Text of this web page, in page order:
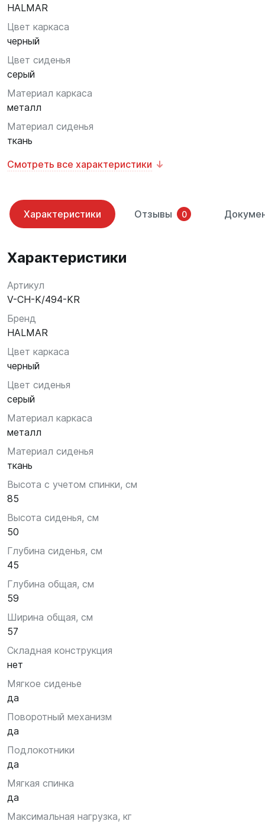
HALMAR
Цвет каркаса
черный
Цвет сиденья
серый
Материал каркаса
металл
Материал сиденья
ткань
Смотреть все характеристики
Характеристики Отзывы 0
Характеристики
Артикул
V-CH-K/494-KR
Бренд
HALMAR
Цвет каркаса
черный
Цвет сиденья
серый
Материал каркаса
металл
Материал сиденья
ткань
Высота с учетом спинки, см
85
Высота сиденья, см
50
Глубина сиденья, см
45
Глубина общая, см
59
Ширина общая, см
57
Складная конструкция
нет
Мягкое сиденье
да
Поворотный механизм
да
Подлокотники
да
Мягкая спинка
да
Максимальная нагрузка, кг